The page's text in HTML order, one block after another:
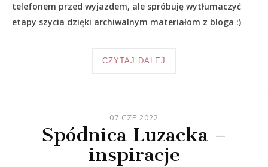
telefonem przed wyjazdem, ale spróbuję wytłumaczyć
etapy szycia dzięki archiwalnym materiałom z bloga :)
CZYTAJ DALEJ
07 CZE 2022
Spódnica Luzacka –
inspiracje